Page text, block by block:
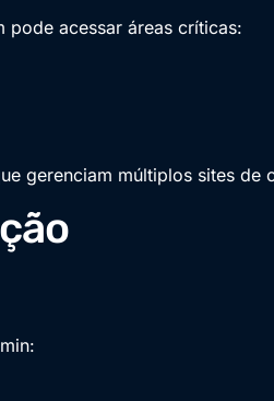
pode acessar áreas críticas:
gerenciam múltiplos sites de